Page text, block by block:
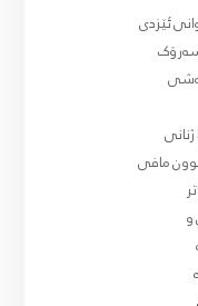
ئێزدی
پێشکەشی
مافی
و